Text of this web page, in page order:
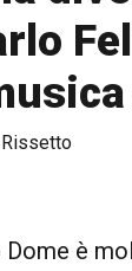
Rissetto
Dome è